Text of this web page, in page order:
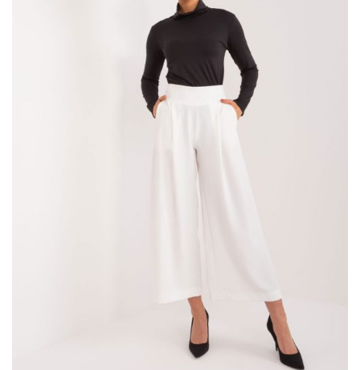
Przede wszystkim dobrze dobrana do siebie górna i dolna część
garderoby tworzy spójny zestaw, wystarczy dobrać do niego
dodatki i stylizacja gotowa. Znacznie skraca to czas
przygotowania, bo nie musimy tracić go na dopasowywanie do
Komplety damskiesą najczęściej (chociaż nie
zawsze) wykonane z tego samego materiału …